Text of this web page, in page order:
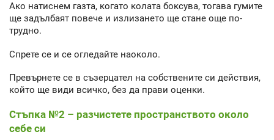
Ако натиснем газта, когато колата боксува, тогава гумите
ще задълбаят повече и излизането ще стане още по-
трудно.
Спрете се и се огледайте наоколо.
Превърнете се в съзерцател на собствените си действия,
който ще види всичко, без да прави оценки.
Стъпка №2 – разчистете пространството около
себе си